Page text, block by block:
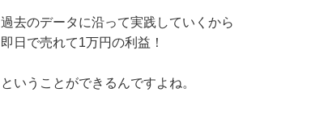
過去のデータに沿って実践していくから
即日で売れて1万円の利益！
ということができるんですよね。